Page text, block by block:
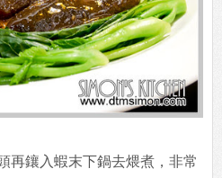
再鑲入蝦末下鍋去煨煮，非常